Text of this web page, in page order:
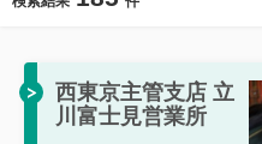
西東京主管支店 立
川富士見営業所